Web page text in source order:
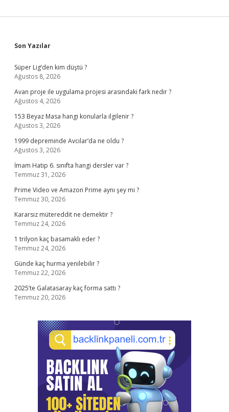
Sidebar
Son Yazılar
Süper Lig’den kim düştü ?
Ağustos 8, 2026
Avan proje ile uygulama projesi arasındaki fark nedir ?
Ağustos 4, 2026
153 Beyaz Masa hangi konularla ilgilenir ?
Ağustos 3, 2026
1999 depreminde Avcılar’da ne oldu ?
Ağustos 3, 2026
İmam Hatip 6. sınıfta hangi dersler var ?
Temmuz 31, 2026
Prime Video ve Amazon Prime aynı şey mi ?
Temmuz 30, 2026
Kararsız mütereddit ne demektir ?
Temmuz 24, 2026
1 trilyon kaç basamaklı eder ?
Temmuz 24, 2026
Günde kaç hurma yenilebilir ?
Temmuz 22, 2026
2025’te Galatasaray kaç forma sattı ?
Temmuz 20, 2026